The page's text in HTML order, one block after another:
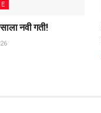
नवी गती!